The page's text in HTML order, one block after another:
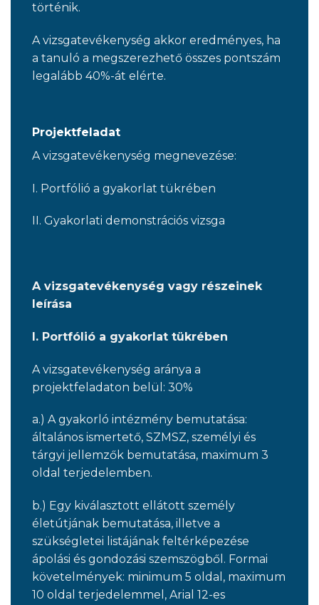
történik.
A vizsgatevékenység akkor eredményes, ha
a tanuló a megszerezhető összes pontszám
legalább 40%-át elérte.
Projektfeladat
A vizsgatevékenység megnevezése:
I. Portfólió a gyakorlat tükrében
II. Gyakorlati demonstrációs vizsga
A vizsgatevékenység vagy részeinek
leírása
I. Portfólió a gyakorlat tükrében
A vizsgatevékenység aránya a
projektfeladaton belül: 30%
a.) A gyakorló intézmény bemutatása:
általános ismertető, SZMSZ, személyi és
tárgyi jellemzők bemutatása, maximum 3
oldal terjedelemben.
b.) Egy kiválasztott ellátott személy
életútjának bemutatása, illetve a
szükségletei listájának feltérképezése
ápolási és gondozási szemszögből. Formai
követelmények: minimum 5 oldal, maximum
10 oldal terjedelemmel, Arial 12-es